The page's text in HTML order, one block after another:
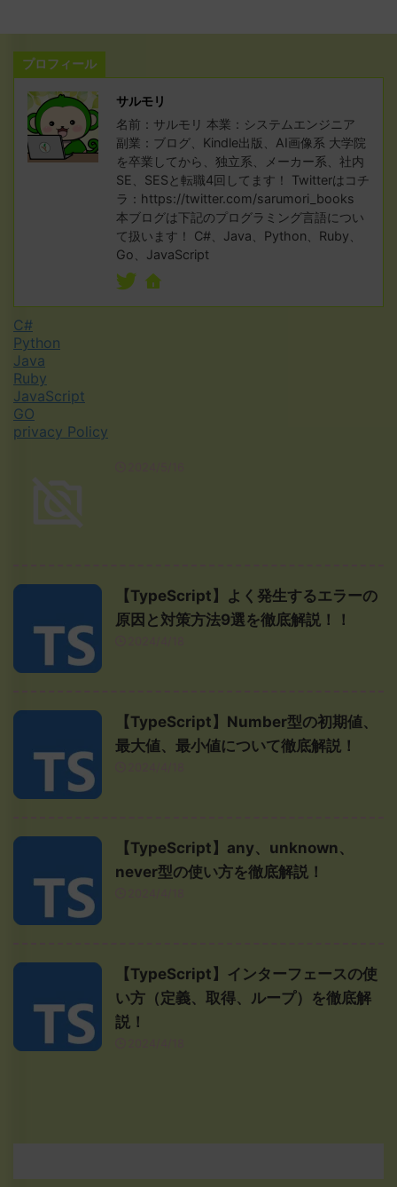
プロフィール
サルモリ
名前：サルモリ 本業：システムエンジニア
副業：ブログ、Kindle出版、AI画像系 大学院
を卒業してから、独立系、メーカー系、社内
SE、SESと転職4回してます！ Twitterはコチ
ラ：https://twitter.com/sarumori_books
本ブログは下記のプログラミング言語につい
て扱います！ C#、Java、Python、Ruby、
Go、JavaScript
C#
Python
Java
Ruby
JavaScript
GO
privacy Policy
【TypeScript】よく発生するエラーの
原因と対策方法9選を徹底解説！！
【TypeScript】Number型の初期値、
最大値、最小値について徹底解説！
【TypeScript】any、unknown、
never型の使い方を徹底解説！
【TypeScript】インターフェースの使
い方（定義、取得、ループ）を徹底解
説！